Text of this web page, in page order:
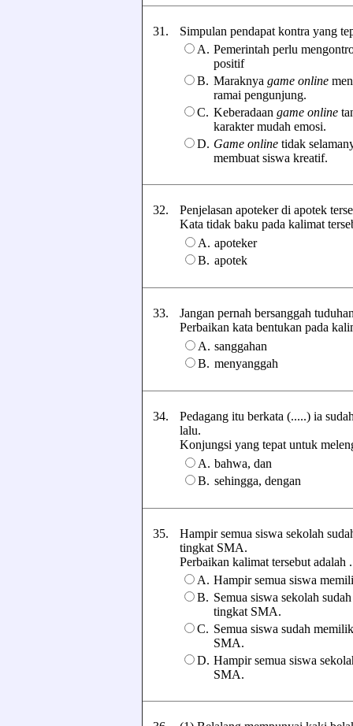
31.
Simpulan pendapat kontra yang
A. Pemerintah perlu
positif
B. Maraknya game online
ramai pengunjung.
C. Keberadaan game online
karakter mudah emosi.
D. Game online tidak
membuat siswa kreatif.
32.
Penjelasan apoteker di apotek
Kata tidak baku pada kalimat
A. apoteker
B. apotek
33.
Jangan pernah bersanggah
Perbaikan kata bentukan pada
A. sanggahan
B. menyanggah
34.
Pedagang itu berkata (.....) ia
lalu.
Konjungsi yang tepat untuk
A. bahwa, dan
B. sehingga, dengan
35.
Hampir semua siswa sekolah
tingkat SMA.
Perbaikan kalimat tersebut adalah
A. Hampir semua siswa
B. Semua siswa sekolah
tingkat SMA.
C. Semua siswa sudah
SMA.
D. Hampir semua siswa
SMA.